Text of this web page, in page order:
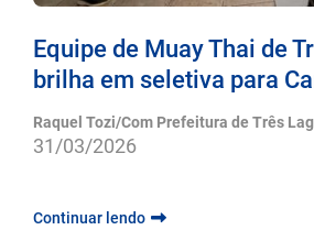
Equipe de Muay Thai de
brilha em seletiva para
Raquel Tozi/Com Prefeitura de Três
31/03/2026
Continuar lendo